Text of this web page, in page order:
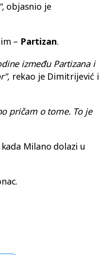
objasnio je
– Partizan.
između Partizana i
rekao je Dimitrijević i
pričam o tome. To je
Milano dolazi u